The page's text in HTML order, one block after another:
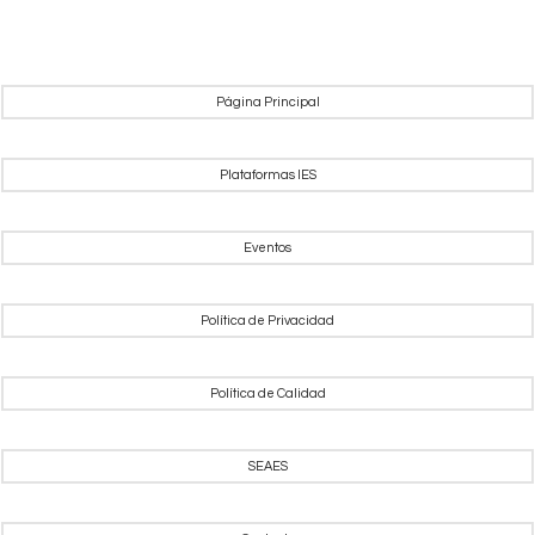
Página Principal
Plataformas IES
Eventos
Política de Privacidad
Política de Calidad
SEAES